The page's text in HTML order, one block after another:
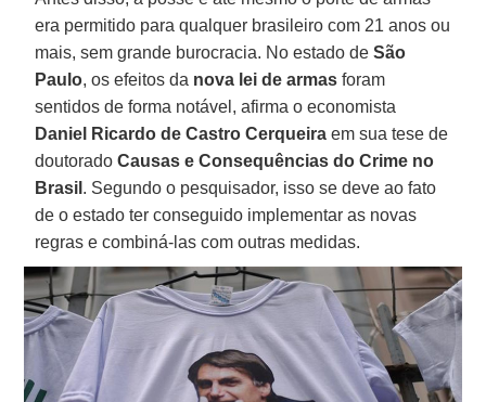
era permitido para qualquer brasileiro com 21 anos ou
mais, sem grande burocracia. No estado deSão
Paulo, os efeitos da nova lei de armas foram
sentidos de forma notável, afirma o economista
Daniel Ricardo de Castro Cerqueira em sua tese de
doutoradoCausas e Consequências do Crime no
Brasil . Segundo o pesquisador, isso se deve ao fato
de o estado ter conseguido implementar as novas
regras e combiná-las com outras medidas.